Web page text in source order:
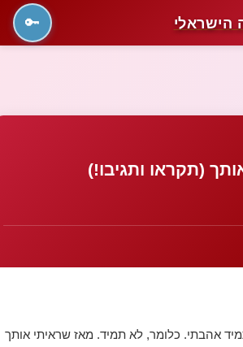
🔑
(תקראו ותגיבו!)
אהבתי. כלומר, לא תמיד. מאז שראיתי אותך